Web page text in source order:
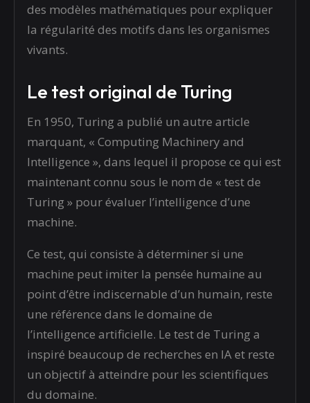
des modèles mathématiques pour expliquer
la régularité des motifs dans les organismes
vivants.
Le test original de Turing
En 1950, Turing a publié un autre article
marquant, « Computing Machinery and
Intelligence », dans lequel il propose ce qui est
maintenant connu sous le nom de « test de
Turing » pour évaluer l’intelligence d’une
machine.
Ce test, qui consiste à déterminer si une
machine peut imiter la pensée humaine au
point d’être indiscernable d’un humain, reste
une référence dans le domaine de
l’intelligence artificielle. Le test de Turing a
inspiré beaucoup de recherches en IA et reste
un objectif à atteindre pour les scientifiques
du domaine.